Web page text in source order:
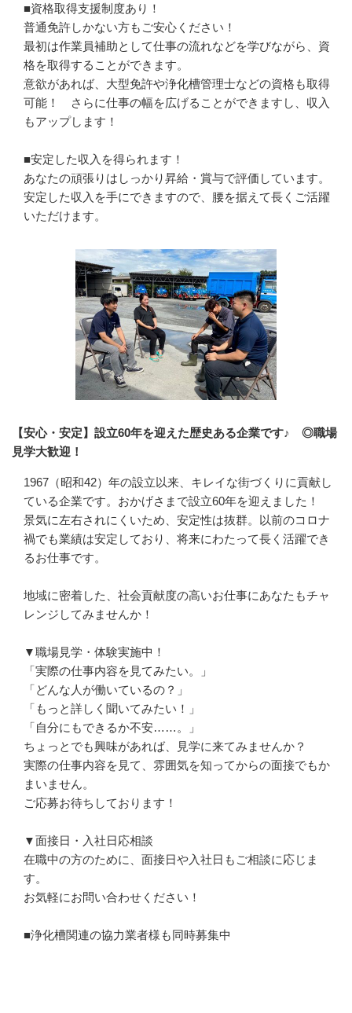
■資格取得支援制度あり！
普通免許しかない方もご安心ください！
最初は作業員補助として仕事の流れなどを学びながら、資
格を取得することができます。
意欲があれば、大型免許や浄化槽管理士などの資格も取得
可能！　さらに仕事の幅を広げることができますし、収入
もアップします！
■安定した収入を得られます！
あなたの頑張りはしっかり昇給・賞与で評価しています。
安定した収入を手にできますので、腰を据えて長くご活躍
いただけます。
【安心・安定】設立60年を迎えた歴史ある企業です♪ ◎職場
見学大歓迎！
1967（昭和42）年の設立以来、キレイな街づくりに貢献し
ている企業です。おかげさまで設立60年を迎えました！
景気に左右されにくいため、安定性は抜群。以前のコロナ
禍でも業績は安定しており、将来にわたって長く活躍でき
るお仕事です。
地域に密着した、社会貢献度の高いお仕事にあなたもチャ
レンジしてみませんか！
▼職場見学・体験実施中！
「実際の仕事内容を見てみたい。」
「どんな人が働いているの？」
「もっと詳しく聞いてみたい！」
「自分にもできるか不安……。」
ちょっとでも興味があれば、見学に来てみませんか？
実際の仕事内容を見て、雰囲気を知ってからの面接でもか
まいません。
ご応募お待ちしております！
▼面接日・入社日応相談
在職中の方のために、面接日や入社日もご相談に応じま
す。
お気軽にお問い合わせください！
■浄化槽関連の協力業者様も同時募集中